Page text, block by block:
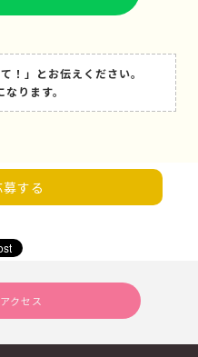
！」とお伝えください。
ります。
募する
クセス